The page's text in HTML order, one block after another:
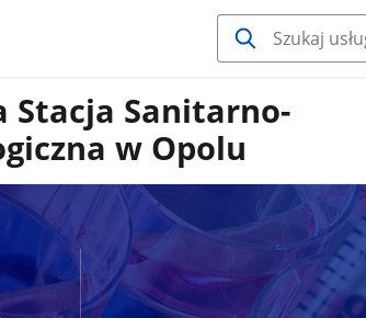
Stacja Sanitarno-
w Opolu